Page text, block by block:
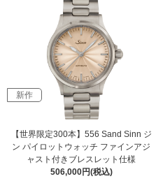
新作
【世界限定300本】556 Sand Sinn ジ
ン パイロットウォッチ ファインアジ
ャスト付きブレスレット仕様
506,000円(税込)